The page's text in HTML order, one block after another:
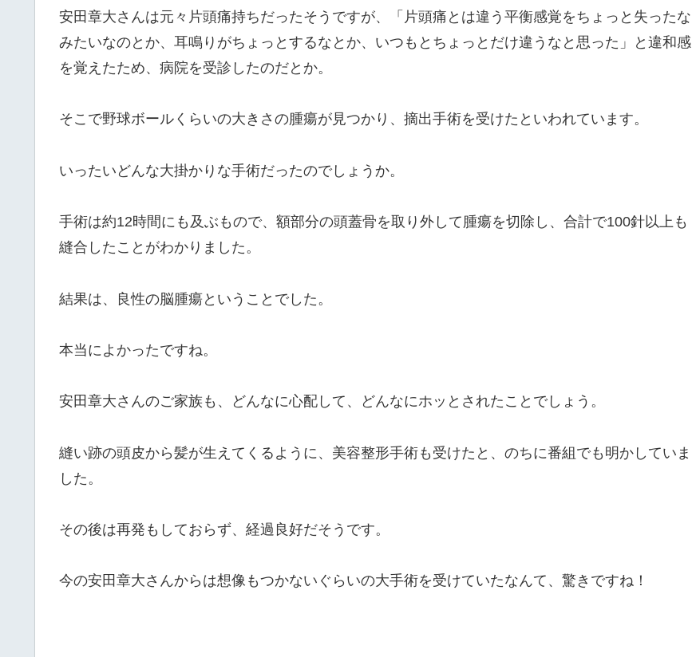
安田章大さんは元々片頭痛持ちだったそうですが、「片頭痛とは違う平衡感覚をちょっと失ったな
みたいなのとか、耳鳴りがちょっとするなとか、いつもとちょっとだけ違うなと思った」と違和感
を覚えたため、病院を受診したのだとか。
そこで野球ボールくらいの大きさの腫瘍が見つかり、摘出手術を受けたといわれています。
いったいどんな大掛かりな手術だったのでしょうか。
手術は約12時間にも及ぶもので、額部分の頭蓋骨を取り外して腫瘍を切除し、合計で100針以上も
縫合したことがわかりました。
結果は、良性の脳腫瘍ということでした。
本当によかったですね。
安田章大さんのご家族も、どんなに心配して、どんなにホッとされたことでしょう。
縫い跡の頭皮から髪が生えてくるように、美容整形手術も受けたと、のちに番組でも明かしていま
した。
その後は再発もしておらず、経過良好だそうです。
今の安田章大さんからは想像もつかないぐらいの大手術を受けていたなんて、驚きですね！